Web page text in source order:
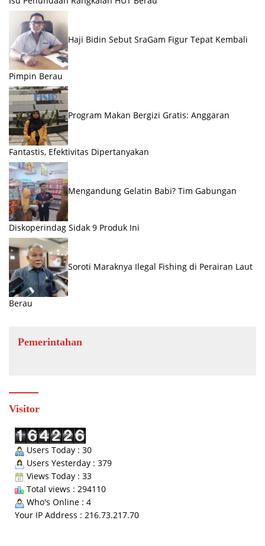
Haji Bidin Sebut SraGam Figur Tepat Kembali
Pimpin Berau
Program Makan Bergizi Gratis: Anggaran
Fantastis, Efektivitas Dipertanyakan
Mengandung Gelatin Babi? Tim Gabungan
Diskoperindag Sidak 9 Produk Ini
Soroti Maraknya Ilegal Fishing di Perairan Laut
Berau
Pemerintahan
Visitor
Users Today : 30
Users Yesterday : 379
Views Today : 33
Total views : 294110
Who's Online : 4
Your IP Address : 216.73.217.70